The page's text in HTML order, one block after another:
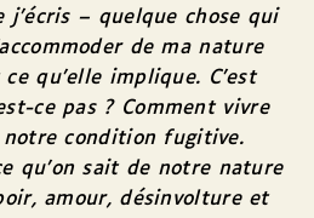
j’écris – quelque chose qui
de ma nature
qu’elle implique. C’est
ce pas ? Comment vivre
notre condition fugitive.
qu’on sait de notre nature
amour, désinvolture et